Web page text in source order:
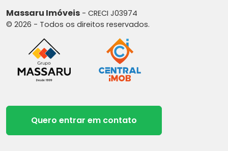
Massaru Imóveis - CRECI J03974
© 2026 - Todos os direitos reservados.
Quero entrar em contato